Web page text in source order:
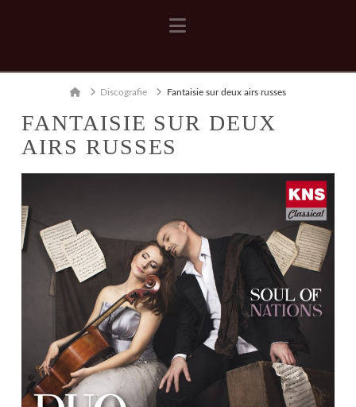
Navigation
HomeDiscografie Fantaisie sur deux airs russes
FANTAISIE SUR DEUX
AIRS RUSSES